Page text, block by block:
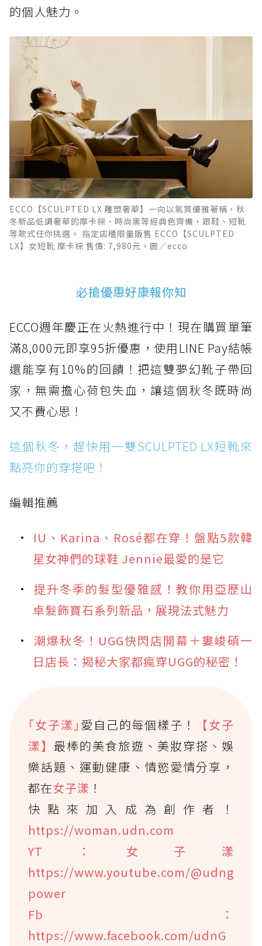
的個人魅力。
ECCO【SCULPTED LX 雕塑奢華】一向以氣質優雅著稱，秋
冬新品低調奢華的摩卡棕、時尚黑等經典色齊備，跟鞋、短靴
等款式任你挑選。 指定店櫃限量販售 ECCO【SCULPTED
LX】女短靴 摩卡棕 售價: 7,980元。圖／ecco
必搶優惠好康報你知
ECCO週年慶正在火熱進行中！現在購買單筆
滿8,000元即享95折優惠，使用LINE Pay結帳
還能享有10%的回饋！把這雙夢幻靴子帶回
家，無需擔心荷包失血，讓這個秋冬既時尚
又不費心思！
這個秋冬，趕快用一雙SCULPTED LX短靴來
點亮你的穿搭吧！
編輯推薦
IU、Karina、Rosé都在穿！盤點5款韓
星女神們的球鞋 Jennie最愛的是它
提升冬季的髮型優雅感！教你用亞歷山
卓髮飾寶石系列新品，展現法式魅力
潮爆秋冬！UGG快閃店開幕＋婁峻碩一
日店長：揭秘大家都瘋穿UGG的秘密！
｢女子漾｣ 愛自己的每個樣子！
【女子
漾】最棒的美食旅遊、美妝穿搭、娛
樂話題、運動健康、情慾愛情分享，
都在女子漾 ！
快點來加入成為創作者！
https://woman.udn.com
YT：女子漾
https://www.youtube.com/@udng
power
Fb：
https://www.facebook.com/udnG